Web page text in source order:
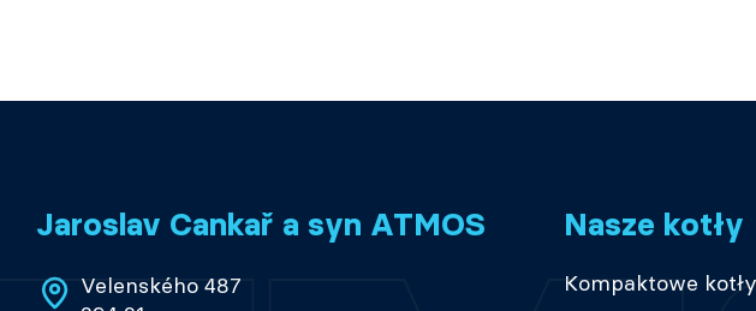
Jaroslav Cankař a syn ATMOS
Velenského 487
Nasze kotły
Kompaktowe